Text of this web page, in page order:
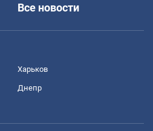
Все новости
Харьков
Днепр